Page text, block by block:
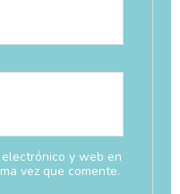
y web en
vez que comente.